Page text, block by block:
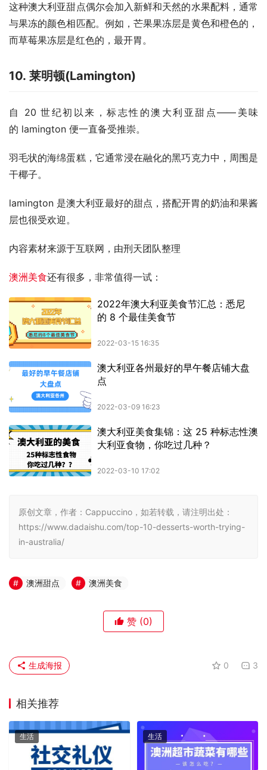
这种澳大利亚甜点偶尔会加入新鲜和天然的水果配料，通常
与果冻的颜色相匹配。例如，芒果果冻层是黄色和橙色的，
而草莓果冻层是红色的，最开胃。
10. 莱明顿(Lamington)
自 20 世纪初以来，标志性的澳大利亚甜点——美味
的 lamington 便一直备受推崇。
羽毛状的海绵蛋糕，它通常浸在融化的黑巧克力中，周围是
干椰子。
lamington 是澳大利亚最好的甜点，搭配开胃的奶油和果酱
层也很受欢迎。
内容素材来源于互联网，由刑天团队整理
澳洲美食还有很多，非常值得一试：
原创文章，作者：Cappuccino，如若转载，请注明出处：
https://www.dadaishu.com/top-10-desserts-worth-trying-
in-australia/
澳洲甜点 澳洲美食
赞 (0)
0 3
生成海报
相关推荐
生活 生活